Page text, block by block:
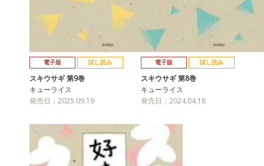
電子版 試し読み
スキウサギ 第9巻
キューライス
発売日：2025.09.19
電子版 試し読み
スキウサギ 第8巻
キューライス
発売日：2024.04.18